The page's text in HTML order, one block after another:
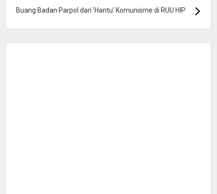
Buang Badan Parpol dari 'Hantu' Komunisme di RUU HIP